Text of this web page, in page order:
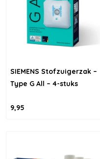
SIEMENS Stofzuigerzak –
Type G All – 4-stuks
9,95